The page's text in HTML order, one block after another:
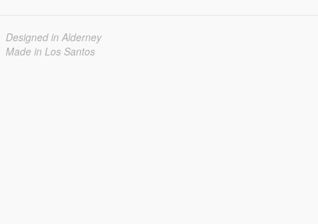
Designed in Alderney
Made in Los Santos